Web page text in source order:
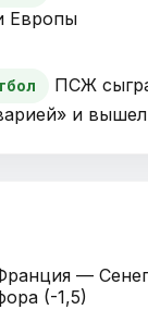
Европы
ПСЖ
и
—
(-1,5)